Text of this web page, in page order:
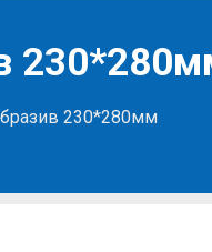
230*280мм